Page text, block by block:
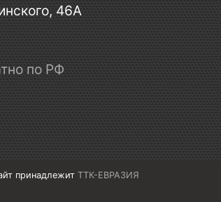
46А
по РФ
принадлежит ТТК-ЕВРАЗИЯ